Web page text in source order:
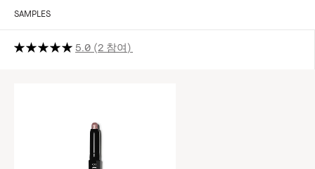
SAMPLES
5.0 2 참여